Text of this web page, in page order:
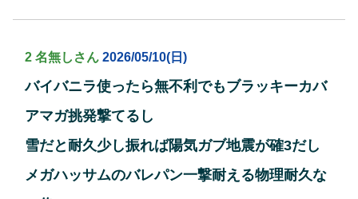
2 名無しさん 2026/05/10(日)
バイバニラ使ったら無不利でもブラッキーカバ
アマガ挑発撃てるし
雪だと耐久少し振れば陽気ガブ地震が確3だし
メガハッサムのバレパン一撃耐える物理耐久な